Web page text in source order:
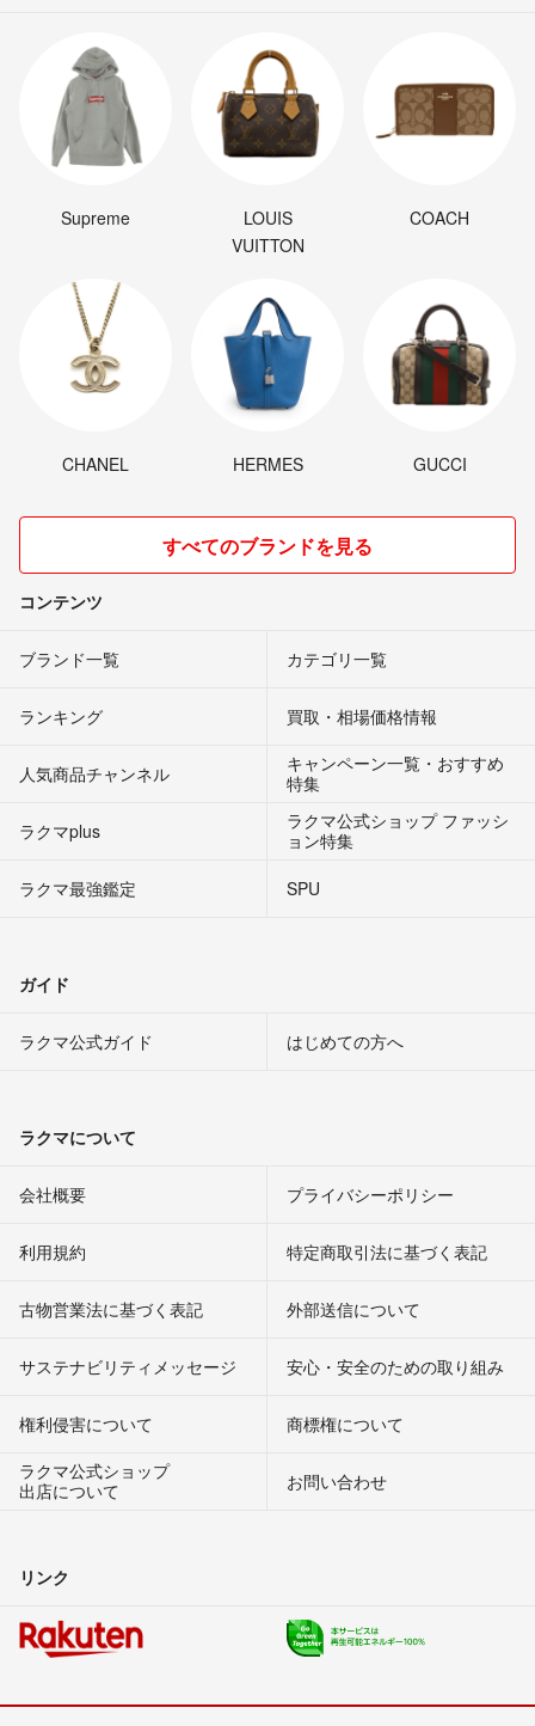
Supreme
LOUIS
VUITTON
COACH
CHANEL HERMES GUCCI
すべてのブランドを見る
コンテンツ
ブランド一覧 カテゴリ一覧
ランキング 買取・相場価格情報
人気商品チャンネル
キャンペーン一覧・おすすめ
特集
ラクマplus
ラクマ公式ショップ ファッシ
ョン特集
ラクマ最強鑑定
SPU
ガイド
ラクマ公式ガイド はじめての方へ
ラクマについて
会社概要 プライバシーポリシー
利用規約 特定商取引法に基づく表記
古物営業法に基づく表記 外部送信について
サステナビリティメッセージ 安心・安全のための取り組み
権利侵害について
商標権について
ラクマ公式ショップ
出店について
お問い合わせ
リンク